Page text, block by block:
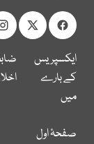
ایکسپریس
کے بارے
میں
صفحۂ اول